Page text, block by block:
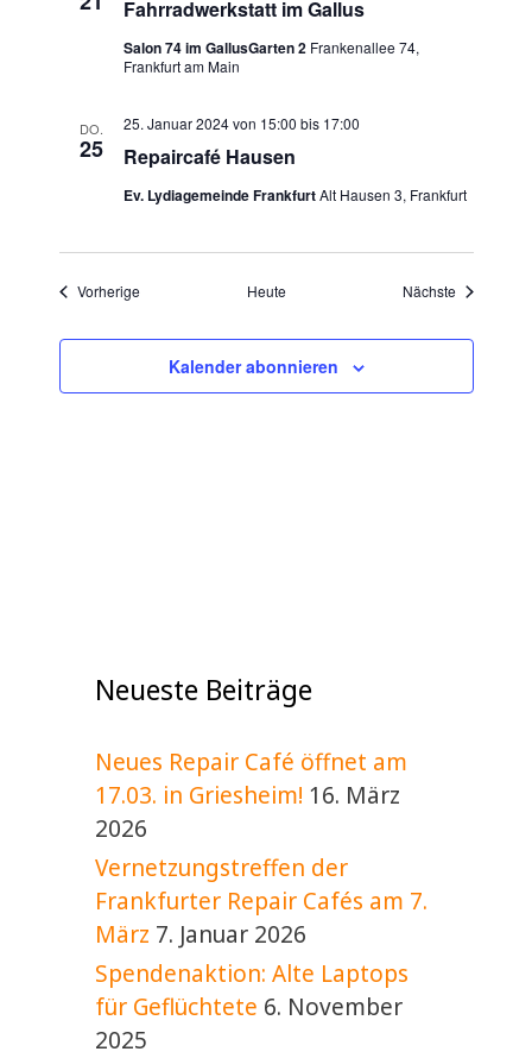
Fahrradwerkstatt im Gallus
Salon 74 im GallusGarten 2 Frankenallee 74,
Frankfurt am Main
DO.
25 Repaircafé Hausen
25. Januar 2024 von 15:00 bis 17:00
Ev. Lydiagemeinde FrankfurtAlt Hausen 3, Frankfurt
VorherigeVeranstaltungen Heute Nächste
Kalender abonnieren
Neueste Beiträge
Neues Repair Café öffnet am
17.03. in Griesheim! 16. März
2026
Vernetzungstreffen der
Frankfurter Repair Cafés am 7.
März 7. Januar 2026
Spendenaktion: Alte Laptops
für Geflüchtete 6. November
2025